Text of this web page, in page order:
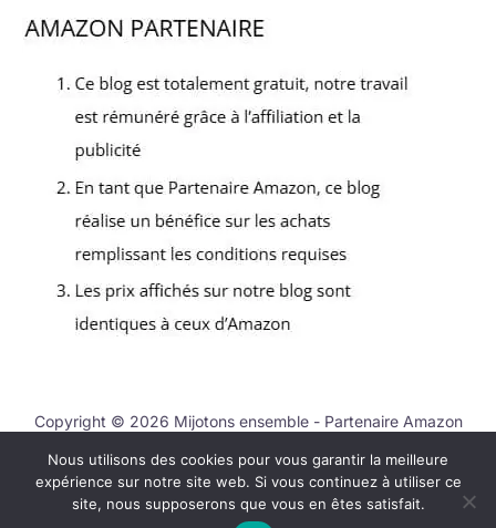
Copyright © 2026 Mijotons ensemble - Partenaire Amazon
Nous contacter
Mentions légales
Politique de confidentialité
Nous utilisons des cookies pour vous garantir la meilleure
expérience sur notre site web. Si vous continuez à utiliser ce
site, nous supposerons que vous en êtes satisfait.